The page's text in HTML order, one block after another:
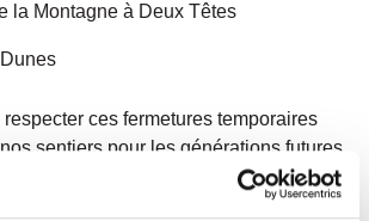
la Montagne à Deux Têtes
respecter ces fermetures temporaires
sentiers pour les générations futures.
informés de la réouverture des sentiers